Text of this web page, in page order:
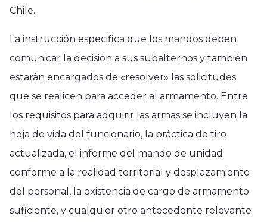
Chile.
La instrucción especifica que los mandos deben
comunicar la decisión a sus subalternos y también
estarán encargados de «resolver» las solicitudes
que se realicen para acceder al armamento. Entre
los requisitos para adquirir las armas se incluyen la
hoja de vida del funcionario, la práctica de tiro
actualizada, el informe del mando de unidad
conforme a la realidad territorial y desplazamiento
del personal, la existencia de cargo de armamento
suficiente, y cualquier otro antecedente relevante
Nacional
Analizan riesgo indirecto de
Nacional